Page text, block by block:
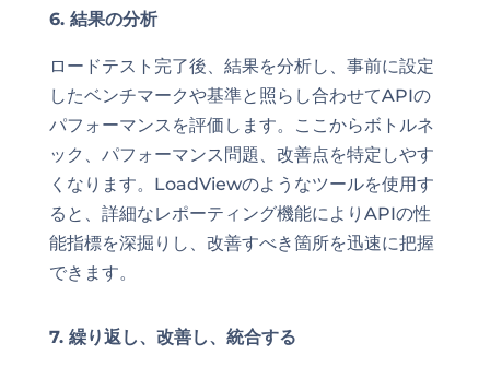
6. 結果の分析
ロードテスト完了後、結果を分析し、事前に設定
したベンチマークや基準と照らし合わせてAPIの
パフォーマンスを評価します。ここからボトルネ
ック、パフォーマンス問題、改善点を特定しやす
くなります。LoadViewのようなツールを使用す
ると、詳細なレポーティング機能によりAPIの性
能指標を深掘りし、改善すべき箇所を迅速に把握
できます。
7. 繰り返し、改善し、統合する